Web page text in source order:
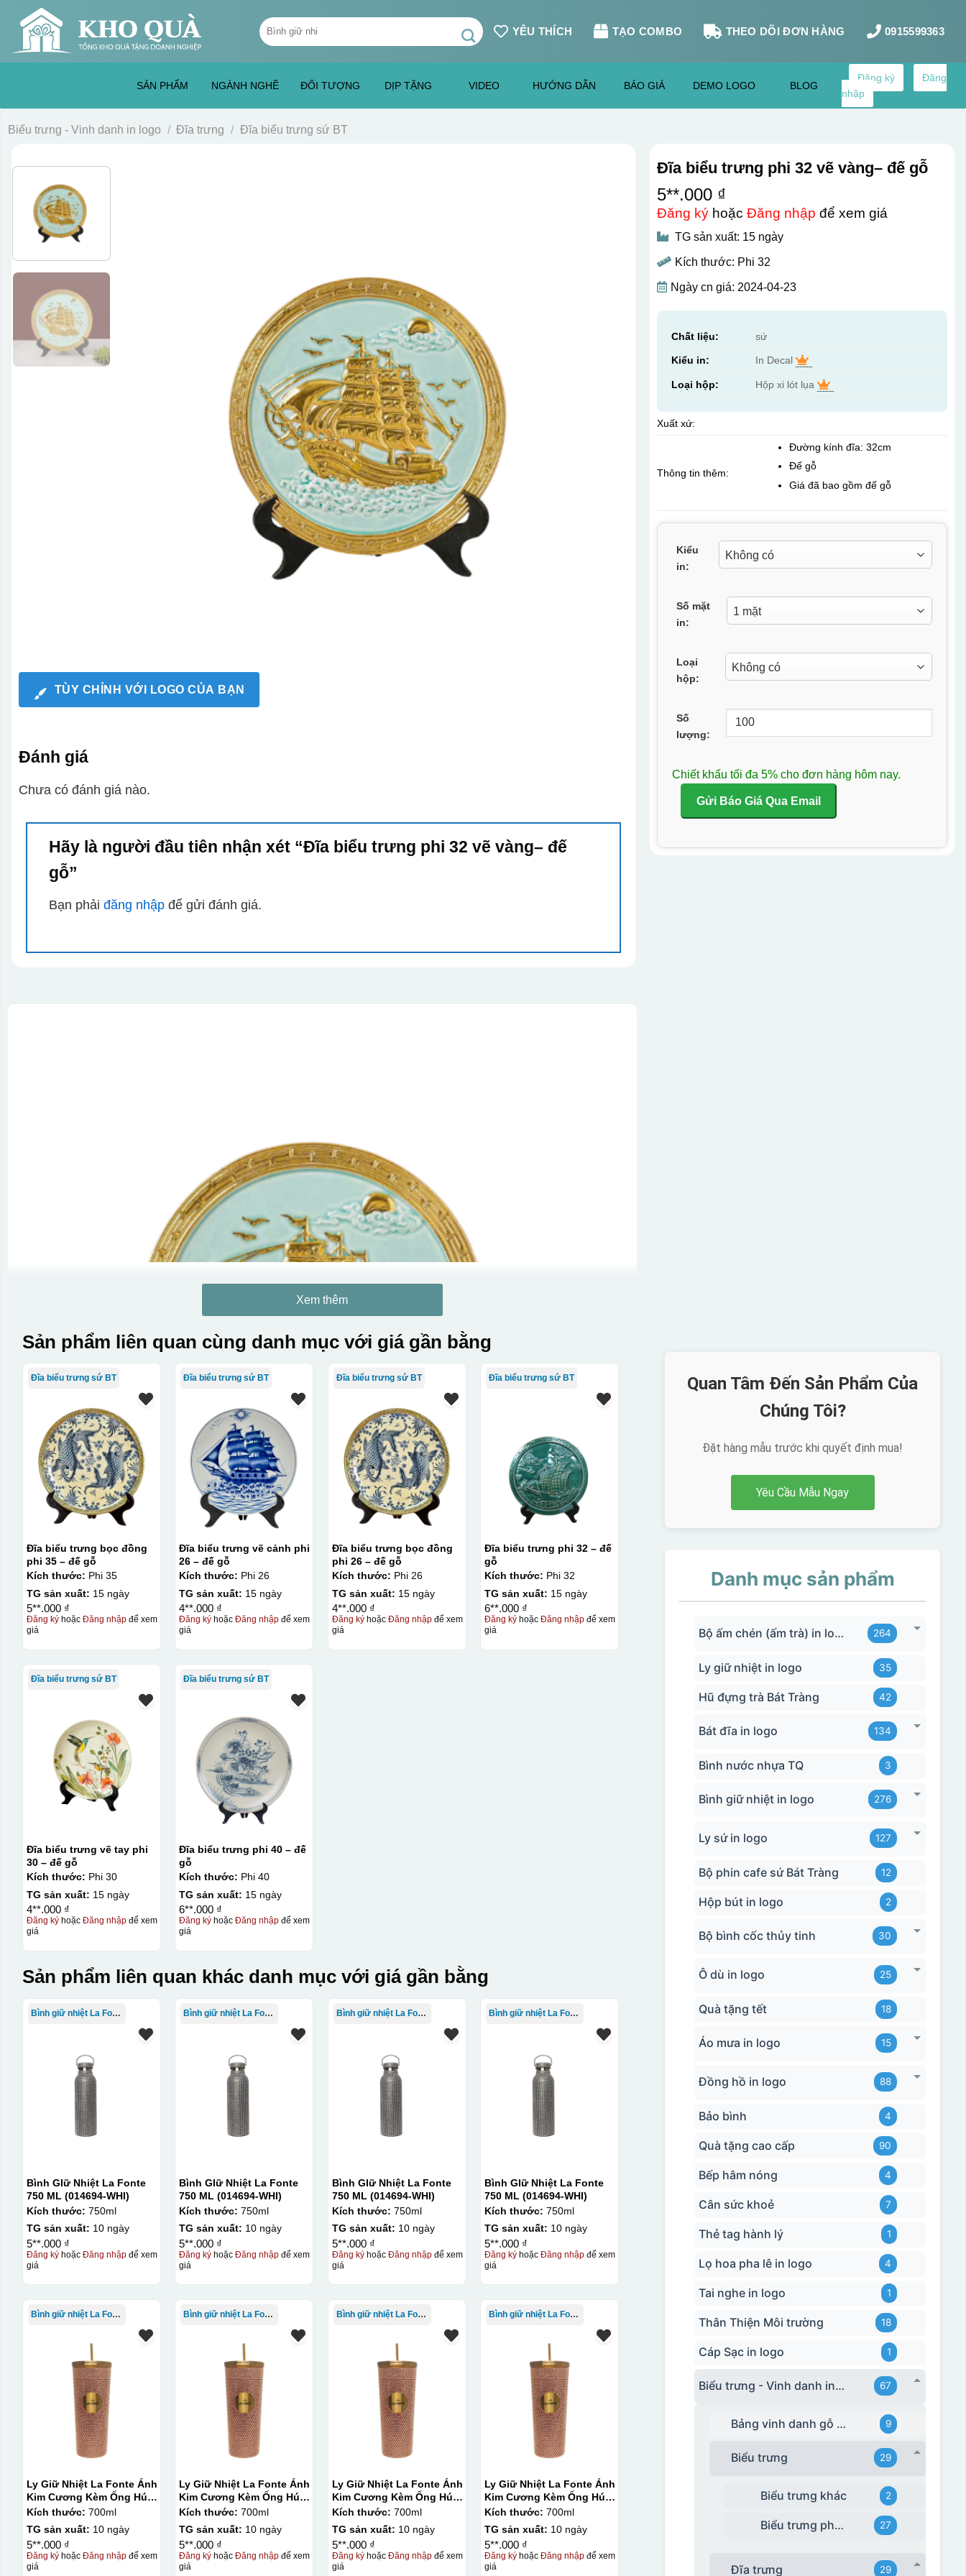
content
Tìm
kiếm:
YÊU THÍCH TẠO COMBO THEO DÕI ĐƠN HÀNG 0915599363
SẢN PHẨM NGÀNH NGHỀ ĐỐI TƯỢNG DỊP TẶNG VIDEO HƯỚNG DẪN BÁO GIÁ DEMO LOGO BLOG
Đăng ký
Đăng
nhập
Biểu trưng - Vinh danh in logo / Đĩa trưng / Đĩa biểu trưng sứ BT
TÙY CHỈNH VỚI LOGO CỦA BẠN
Đánh giá
Chưa có đánh giá nào.
Hãy là người đầu tiên nhận xét “Đĩa biểu trưng phi 32 vẽ vàng– đế
gỗ”
Bạn phải đăng nhậpđể gửi đánh giá.
Đĩa biểu trưng phi 32 vẽ vàng– đế gỗ
5**.000 ₫
Đăng kýhoặc Đăng nhập để xem giá
TG sản xuất: 15 ngày
Kích thước: Phi 32
Ngày cn giá: 2024-04-23
Chất liệu: sứ
Kiểu in: In Decal
Loại hộp: Hộp xi lót lụa
Xuất xứ:
Thông tin thêm:
Đường kính đĩa: 32cm
Đế gỗ
Giá đã bao gồm đế gỗ
Kiểu
in:
Số mặt
in:
Loại
hộp:
Số
lượng:
Chiết khấu tối đa 5% cho đơn hàng hôm nay.
Gửi Báo Giá Qua Email
Kiểu in:
IN Decal lên GỐM SỨ
Bước 1: Tạo khuôn in để tạo ra Decal Bước 2: Dán decal lên gốm sứ Bước 3: Cho vào lò nung ở nhiệt độ 700-800 độ C
Bước 1: Tạo ra DECAL
Để tạo ra decal trước khi dán nó lên gốm sứ, xưởng in sẽ in lên 1 loại giấy đặc biệt, và kích
thước logo được căn chỉnh theo sản phẩm, để khi dán không bị nhỏ hoặc to quá
Xem thêm
Sản phẩm liên quan cùng danh mục với giá gần bằng
Đĩa biểu trưng sứ BT
Đĩa biểu trưng bọc đồng
phi 35 – đế gỗ
Kích thước: Phi 35
TG sản xuất: 15 ngày
5**.000 ₫
Đăng kýhoặc Đăng nhậpđể xem
giá
Đĩa biểu trưng sứ BT
Đĩa biểu trưng vẽ cảnh phi
26 – đế gỗ
Kích thước: Phi 26
TG sản xuất: 15 ngày
4**.000 ₫
Đăng ký hoặcĐăng nhập để xem
giá
Đĩa biểu trưng sứ BT
Đĩa biểu trưng bọc đồng
phi 26 – đế gỗ
Kích thước: Phi 26
TG sản xuất: 15 ngày
4**.000 ₫
Đăng kýhoặc Đăng nhậpđể xem
giá
Đĩa biểu trưng sứ BT
Đĩa biểu trưng phi 32 – đế
gỗ
Kích thước: Phi 32
TG sản xuất: 15 ngày
6**.000 ₫
Đăng ký hoặcĐăng nhập để xem
giá
Đĩa biểu trưng sứ BT
Đĩa biểu trưng vẽ tay phi
30 – đế gỗ
Kích thước: Phi 30
TG sản xuất: 15 ngày
4**.000 ₫
Đăng kýhoặc Đăng nhậpđể xem
giá
Đĩa biểu trưng sứ BT
Đĩa biểu trưng phi 40 – đế
gỗ
Kích thước: Phi 40
TG sản xuất: 15 ngày
6**.000 ₫
Đăng ký hoặcĐăng nhập để xem
giá
Sản phẩm liên quan khác danh mục với giá gần bằng
Bình giữ nhiệt La Fonte
Bình GIữ Nhiệt La Fonte
750 ML (014694-WHI)
Kích thước: 750ml
TG sản xuất: 10 ngày
5**.000 ₫
Đăng kýhoặc Đăng nhậpđể xem
giá
Bình giữ nhiệt La Fonte
Bình GIữ Nhiệt La Fonte
750 ML (014694-WHI)
Kích thước: 750ml
TG sản xuất: 10 ngày
5**.000 ₫
Đăng ký hoặcĐăng nhập để xem
giá
Bình giữ nhiệt La Fonte
Bình GIữ Nhiệt La Fonte
750 ML (014694-WHI)
Kích thước: 750ml
TG sản xuất: 10 ngày
5**.000 ₫
Đăng kýhoặc Đăng nhậpđể xem
giá
Bình giữ nhiệt La Fonte
Bình GIữ Nhiệt La Fonte
750 ML (014694-WHI)
Kích thước: 750ml
TG sản xuất: 10 ngày
5**.000 ₫
Đăng ký hoặcĐăng nhập để xem
giá
Bình giữ nhiệt La Fonte
Ly Giữ Nhiệt La Fonte Ánh
Kim Cương Kèm Ống Hút-
700 ml-014687-GOL
Kích thước: 700ml
TG sản xuất: 10 ngày
5**.000 ₫
Đăng kýhoặc Đăng nhậpđể xem
giá
Bình giữ nhiệt La Fonte
Ly Giữ Nhiệt La Fonte Ánh
Kim Cương Kèm Ống Hút-
700 ml-014687-GOL
Kích thước: 700ml
TG sản xuất: 10 ngày
5**.000 ₫
Đăng ký hoặcĐăng nhập để xem
giá
Bình giữ nhiệt La Fonte
Ly Giữ Nhiệt La Fonte Ánh
Kim Cương Kèm Ống Hút-
700 ml-014687-GOL
Kích thước: 700ml
TG sản xuất: 10 ngày
5**.000 ₫
Đăng kýhoặc Đăng nhậpđể xem
giá
Bình giữ nhiệt La Fonte
Ly Giữ Nhiệt La Fonte Ánh
Kim Cương Kèm Ống Hút-
700 ml-014687-GOL
Kích thước: 700ml
TG sản xuất: 10 ngày
5**.000 ₫
Đăng ký hoặcĐăng nhập để xem
giá
Quan Tâm Đến Sản Phẩm Của
Chúng Tôi?
Đặt hàng mẫu trước khi quyết định mua!
Yêu Cầu Mẫu Ngay
Danh mục sản phẩm
Bộ ấm chén (ấm trà) in logo 264
Ly giữ nhiệt in logo 35
Hũ đựng trà Bát Tràng 42
Bát đĩa in logo 134
Bình nước nhựa TQ 3
Bình giữ nhiệt in logo 276
Ly sứ in logo 127
Bộ phin cafe sứ Bát Tràng 12
Hộp bút in logo 2
Bộ bình cốc thủy tinh 30
Ô dù in logo 25
Quà tặng tết 18
Áo mưa in logo 15
Đồng hồ in logo 88
Bảo bình 4
Quà tặng cao cấp 90
Bếp hâm nóng 4
Cân sức khoẻ 7
Thẻ tag hành lý 1
Lọ hoa pha lê in logo 4
Tai nghe in logo 1
Thân Thiện Môi trường 18
Cáp Sạc in logo 1
Biểu trưng - Vinh danh in logo 67
Bảng vinh danh gỗ đồng 9
Biểu trưng 29
Biểu trưng khác 2
Biểu trưng pha lê 27
Đĩa trưng 29